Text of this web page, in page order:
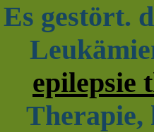
Es gestört.
epilepsie
Therapie,